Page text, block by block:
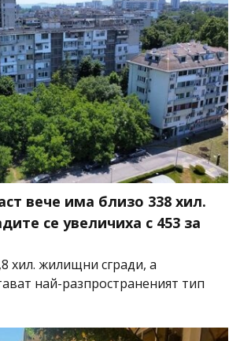
вече има близо 338 хил.
се увеличиха с 453 за
хил. жилищни сгради, а
най-разпространеният тип